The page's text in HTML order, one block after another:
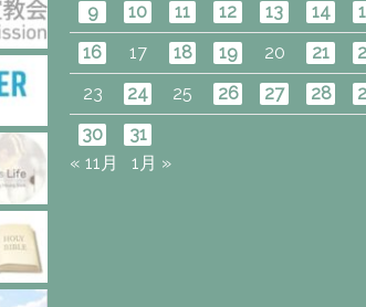
9
10 11 12 13 14
16
17 18 19 20 21
23
24 25 26 27 28
30
31
« 11月
1月 »